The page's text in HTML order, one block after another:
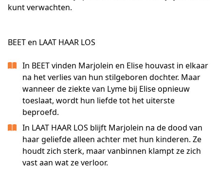
kunt verwachten.
BEET en LAAT HAAR LOS
In BEET vinden Marjolein en Elise houvast in elkaar
na het verlies van hun stilgeboren dochter. Maar
wanneer de ziekte van Lyme bij Elise opnieuw
toeslaat, wordt hun liefde tot het uiterste
beproefd.
In LAAT HAAR LOS blijft Marjolein na de dood van
haar geliefde alleen achter met hun kinderen. Ze
houdt zich sterk, maar vanbinnen klampt ze zich
vast aan wat ze verloor.